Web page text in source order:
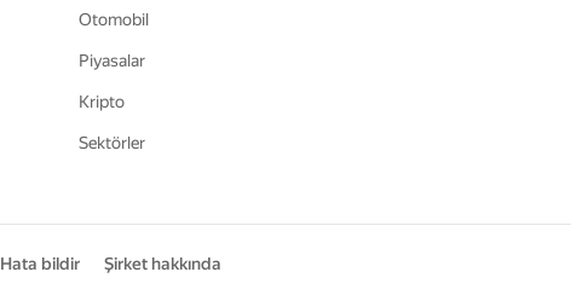
Otomobil
Piyasalar
Kripto
Sektörler
Hata bildir Şirket hakkında